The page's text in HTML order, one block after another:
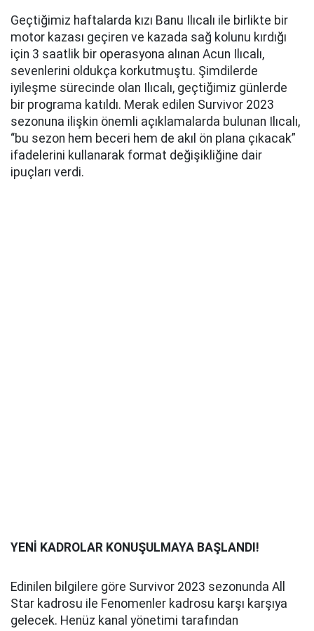
Geçtiğimiz haftalarda kızı Banu Ilıcalı ile birlikte bir
motor kazası geçiren ve kazada sağ kolunu kırdığı
için 3 saatlik bir operasyona alınan Acun Ilıcalı,
sevenlerini oldukça korkutmuştu. Şimdilerde
iyileşme sürecinde olan Ilıcalı, geçtiğimiz günlerde
bir programa katıldı. Merak edilen Survivor 2023
sezonuna ilişkin önemli açıklamalarda bulunan Ilıcalı,
“bu sezon hem beceri hem de akıl ön plana çıkacak”
ifadelerini kullanarak format değişikliğine dair
ipuçları verdi.
YENİ KADROLAR KONUŞULMAYA BAŞLANDI!
Edinilen bilgilere göre Survivor 2023 sezonunda All
Star kadrosu ile Fenomenler kadrosu karşı karşıya
gelecek. Henüz kanal yönetimi tarafından